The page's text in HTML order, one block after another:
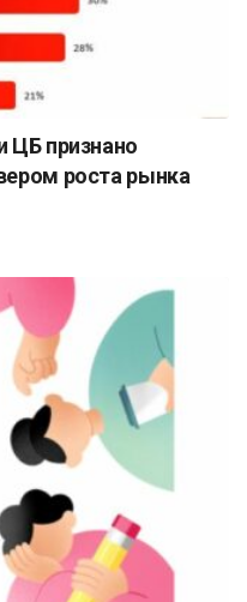
ЦБ признано
роста рынка